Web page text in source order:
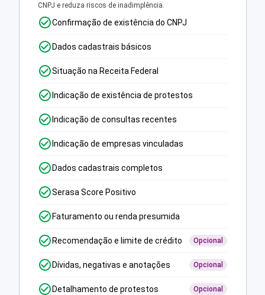
CNPJ e reduza riscos de inadimplência.
Confirmação de existência do CNPJ
Dados cadastrais básicos
Situação na Receita Federal
Indicação de existência de protestos
Indicação de consultas recentes
Indicação de empresas vinculadas
Dados cadastrais completos
Serasa Score Positivo
Faturamento ou renda presumida
Recomendação e limite de crédito Opcional
Dívidas, negativas e anotações Opcional
Detalhamento de protestos Opcional